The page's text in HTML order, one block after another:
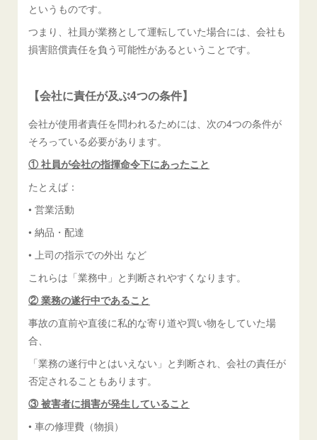
というものです。
つまり、社員が業務として運転していた場合には、会社も
損害賠償責任を負う可能性があるということです。
【会社に責任が及ぶ4つの条件】
会社が使用者責任を問われるためには、次の4つの条件が
そろっている必要があります。
① 社員が会社の指揮命令下にあったこと
たとえば：
• 営業活動
• 納品・配達
• 上司の指示での外出 など
これらは「業務中」と判断されやすくなります。
② 業務の遂行中であること
事故の直前や直後に私的な寄り道や買い物をしていた場
合、
「業務の遂行中とはいえない」と判断され、会社の責任が
否定されることもあります。
③ 被害者に損害が発生していること
• 車の修理費（物損）